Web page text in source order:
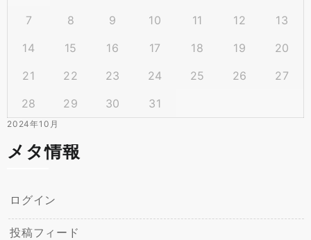
2024年10月
7
8 9 10 11 12
13
14
15 16 17 18 19
20
21
22 23 24 25 26
27
28
29 30 31
メタ情報
ログイン
投稿フィード